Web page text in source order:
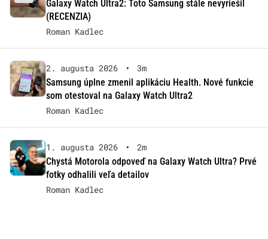
Galaxy Watch Ultra2: Toto Samsung stále nevyriešil
(RECENZIA)
Roman Kadlec
2. augusta 2026 •
3m
Samsung úplne zmenil aplikáciu Health. Nové funkcie
som otestoval na Galaxy Watch Ultra2
Roman Kadlec
1. augusta 2026 •
2m
Chystá Motorola odpoveď na Galaxy Watch Ultra? Prvé
fotky odhalili veľa detailov
Roman Kadlec